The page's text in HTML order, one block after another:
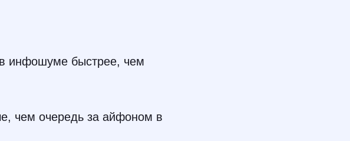
инфошуме быстрее, чем
чем очередь за айфоном в